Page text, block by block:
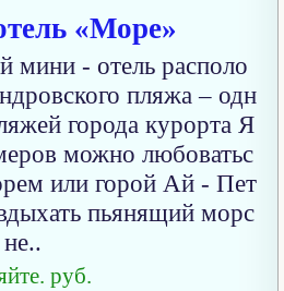
«Море»
- отель располо
пляжа – одн
города курорта Я
можно любоватьс
или горой Ай - Пет
пьянящий морс
руб.